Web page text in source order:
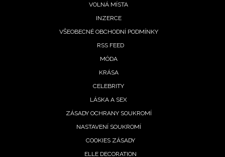
VOLNÁ MÍSTA
INZERCE
VŠEOBECNÉ OBCHODNÍ PODMÍNKY
RSS FEED
MÓDA
KRÁSA
CELEBRITY
LÁSKA A SEX
ZÁSADY OCHRANY SOUKROMÍ
NASTAVENÍ SOUKROMÍ
COOKIES ZÁSADY
ELLE DECORATION